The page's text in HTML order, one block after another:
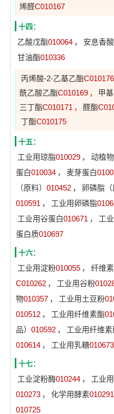
烯醛C010167
十四：
乙酸戊酯010064 ， 安息香
甘油酯010336
丙烯酸-2-乙基乙酯C010176
酰乙酸乙酯C010169 ， 甲
三丁酯C010171 ， 醛酯
丁酯C010175
十五：
工业用琼脂010029 ， 动植
蛋白010034 ， 麦芽蛋白
（原料） 010452 ， 卵磷脂（
010591 ， 工业用卵磷脂
工业用谷蛋白010671 ， 工
蛋白质010697
十六：
工业用淀粉010055 ， 纤维素
C010262 ， 工业用谷粉
物010357 ， 工业用土豆粉
010512 ， 工业用纤维素酯
品） 010592 ， 工业用纤维素
010614 ， 工业用乳糖010673
十七：
工业淀粉酶010244 ， 工业
010273 ， 化学用酵素010291
010725